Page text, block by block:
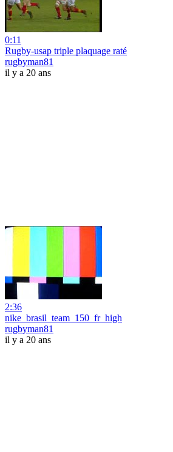
0:11
Rugby-usap triple plaquage raté
rugbyman81
il y a 20 ans
2:36
nike_brasil_team_150_fr_high
rugbyman81
il y a 20 ans